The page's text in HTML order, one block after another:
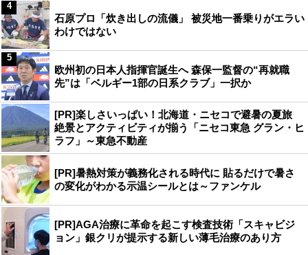
石原プロ「炊き出しの流儀」 被災地一番乗りがエラい
わけではない
4
欧州初の日本人指揮官誕生へ 森保一監督の“再就職
先”は「ベルギー1部の日系クラブ」一択か
5
[PR]楽しさいっぱい！北海道・ニセコで避暑の夏旅
絶景とアクティビティが揃う「ニセコ東急 グラン・ヒ
ラフ」～東急不動産
[PR]暑熱対策が義務化される時代に 貼るだけで暑さ
の変化がわかる示温シールとは～ファンケル
[PR]AGA治療に革命を起こす検査技術「スキャビジ
ョン」銀クリが提示する新しい薄毛治療のあり方